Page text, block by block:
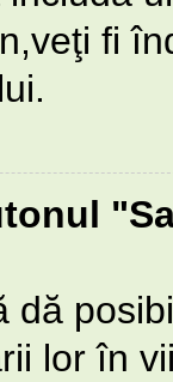
fi
dă
lor în